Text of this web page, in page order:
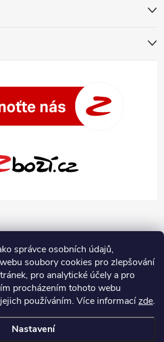
správce osobních údajů,
soubory cookies pro zlepšování
pro analytické účely a pro
procházením tohoto webu
používáním. Více informacízde.
Nastavení